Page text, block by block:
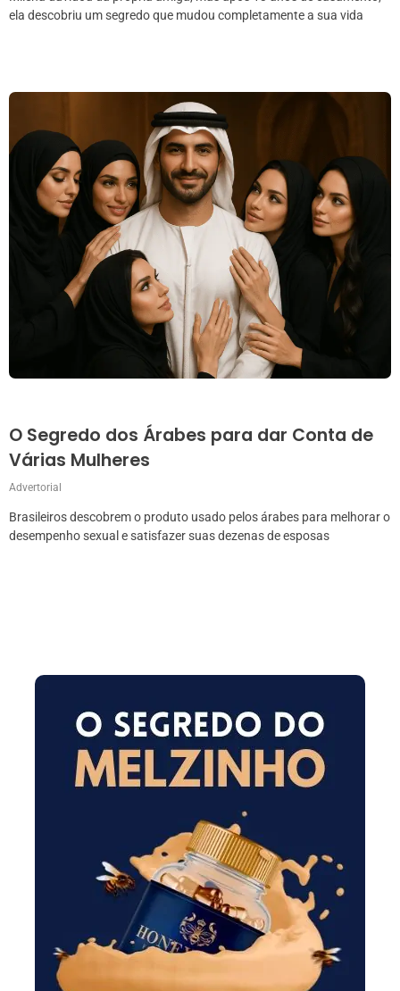
ela descobriu um segredo que mudou completamente a sua vida
O Segredo dos Árabes para dar Conta de
Várias Mulheres
Advertorial
Brasileiros descobrem o produto usado pelos árabes para melhorar o
desempenho sexual e satisfazer suas dezenas de esposas